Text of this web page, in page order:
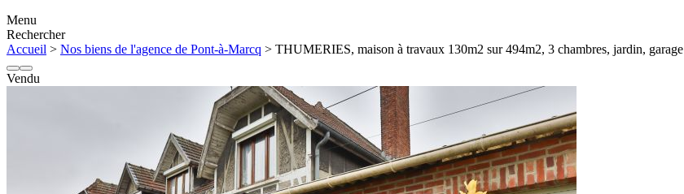
Menu
Rechercher
Accueil > Nos biens de l'agence de Pont-à-Marcq > THUMERIES, maison à travaux 130m2 sur 494m2, 3 chambres, jardin, garage
Vendu